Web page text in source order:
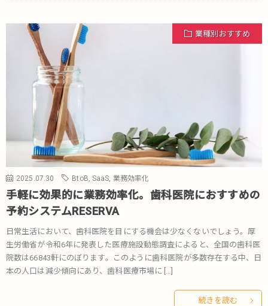
業種別おすすめ
2025.07.30 BtoB, SaaS, 業務効率化
手軽に効果的に業務効率化。歯科医院におすすめの
予約システムRESERVA
日常生活において、歯科医院を目にする機会は少なくないでしょう。厚
生労働省が令和6年に発表した医療施設動態調査によると、全国の歯科医
院数は66843軒にのぼります。このように歯科医院が多数存在する中、日
本の人口は減少傾向にあり、歯科医療市場に […]
続きを読む